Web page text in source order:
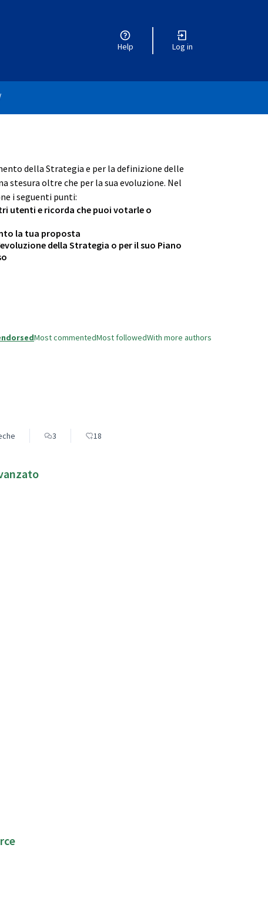
Help Log in
menu
della Strategia e per la definizione delle
stesura oltre che per la sua evoluzione. Nel
i seguenti punti:
utenti e ricorda che puoi votarle o
la tua proposta
della Strategia o per il suo Piano
Most commentedMost followedWith more authors
3 18